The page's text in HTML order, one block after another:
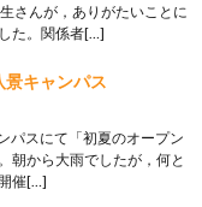
さんが，ありがたいことに
た。関係者[…]
キャンパス
パスにて「初夏のオープン
朝から大雨でしたが，何と
催[…]